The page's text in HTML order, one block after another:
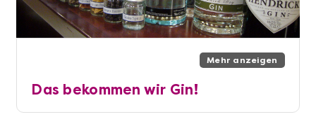
Mehr anzeigen
Das bekommen wir Gin!